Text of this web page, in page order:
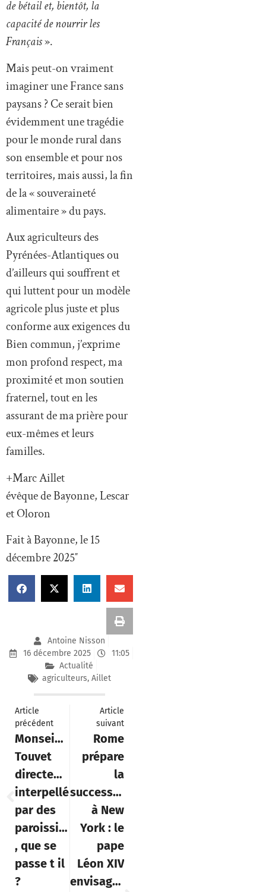
Français».
Mais peut-on vraiment
imaginer une France sans
paysans ? Ce serait bien
évidemment une tragédie
pour le monde rural dans
son ensemble et pour nos
territoires, mais aussi, la fin
de la « souveraineté
alimentaire » du pays.
Aux agriculteurs des
Pyrénées-Atlantiques ou
d’ailleurs qui souffrent et
qui luttent pour un modèle
agricole plus juste et plus
conforme aux exigences du
Bien commun, j’exprime
mon profond respect, ma
proximité et mon soutien
fraternel, tout en les
assurant de ma prière pour
eux-mêmes et leurs
familles.
+Marc Aillet
et Oloron
Fait à Bayonne, le 15
11:05
agriculteurs,Aillet
Article
Monseigneur
Touvet
directement
interpellé
par des
paroissiens
, que se
passe t il
?
Article
Rome
prépare
la
succession
à New
York : le
pape
Léon XIV
envisagerait
un
proche